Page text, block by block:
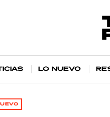
Lo nuevo